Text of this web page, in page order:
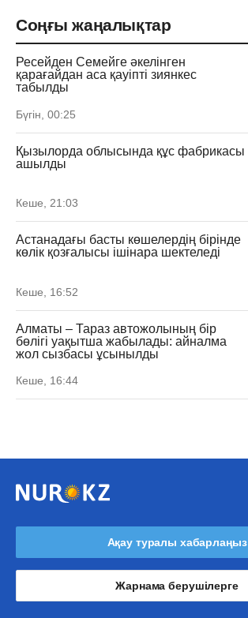
Соңғы жаңалықтар
Ресейден Семейге әкелінген
қарағайдан аса қауіпті зиянкес
табылды
Бүгін, 00:25
Қызылорда облысында құс фабрикасы
ашылды
Кеше, 21:03
Астанадағы басты көшелердің бірінде
көлік қозғалысы ішінара шектеледі
Кеше, 16:52
Алматы – Тараз автожолының бір
бөлігі уақытша жабылады: айналма
жол сызбасы ұсынылды
Кеше, 16:44
Ақау туралы хабарлаңыз
Жарнама берушілерге